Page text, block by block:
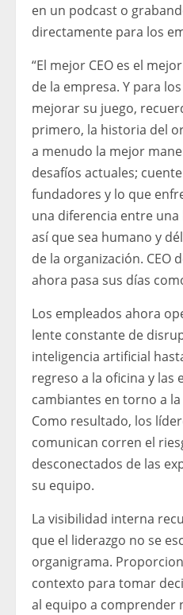
en un podcast o
directamente para los
“El mejor CEO es el
de la empresa. Y para
mejorar su juego,
primero, la historia del
a menudo la mejor
desafíos actuales;
fundadores y lo que
una diferencia entre
así que sea humano y
de la organización. CEO
ahora pasa sus días
Los empleados ahora
lente constante de
inteligencia artificial
regreso a la oficina y las
cambiantes en torno a
Como resultado, los
comunican corren el
desconectados de las
su equipo.
La visibilidad interna
que el liderazgo no se
organigrama.
contexto para tomar
al equipo a comprender